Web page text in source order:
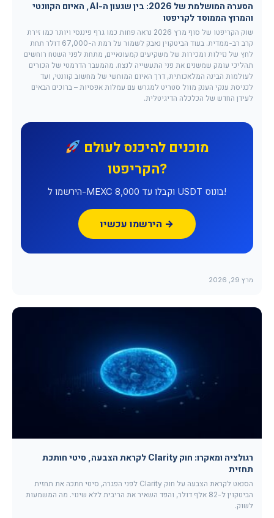
הסערה המושלמת של 2026: בין שגעון ה-AI, האיום הקוונטי
והמרוץ הממוסד לקריפטו
שוק הקריפטו של סוף מרץ 2026 נראה פחות כמו גרף פיננסי ויותר כמו זירת
קרב רב-ממדית. בעוד הביטקוין נאבק לשמור על רמת ה-67,000 דולר תחת
לחץ של נזילות ומכירות של משקיעים קמעונאיים, מתחת לפני השטח רוחשים
תהליכי עומק שמשנים את פני התעשייה לנצח. מהמעבר הדרמטי של הכורים
לעולמות הבינה המלאכותית, דרך האיום המוחשי של מחשוב קוונטי, ועד
לכניסת ענקי הענק מוול סטריט למגרש עם עמלות אפסיות – ברוכים הבאים
לעידן החדש של הכלכלה הדיגיטלית.
הקריפטו?
הירשמו ל-MEXC וקבלו עד 8,000 USDT בונוס!
הירשמו עכשיו →
מרץ 29, 2026
רגולציה ומאקרו: חוק Clarity לקראת הצבעה, סיטי חותכת
תחזית
הסנאט לקראת הצבעה על חוק Clarity לפני הפגרה, סיטי חתכה את תחזית
הביטקוין ל-82 אלף דולר, והפד השאיר את הריבית ללא שינוי. מה המשמעות
לשוק.